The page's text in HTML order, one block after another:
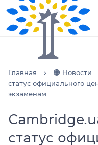
Главная 🟠 Новости
статус официального
экзаменам
статус